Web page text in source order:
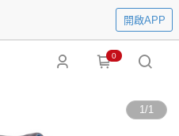
開啟APP
0
1/1